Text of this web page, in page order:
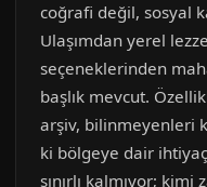
coğrafi değil, sosyal
Ulaşımdan yerel
seçeneklerinden
başlık mevcut.
arşiv, bilinmeyenleri
ki bölgeye dair
sınırlı kalmıyor; kimi